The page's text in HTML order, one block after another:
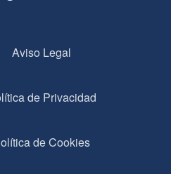
Aviso Legal
de Privacidad
de Cookies